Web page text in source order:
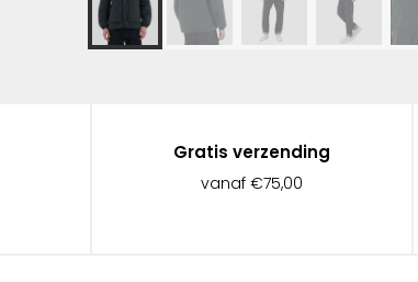
Gratis verzending
vanaf €75,00